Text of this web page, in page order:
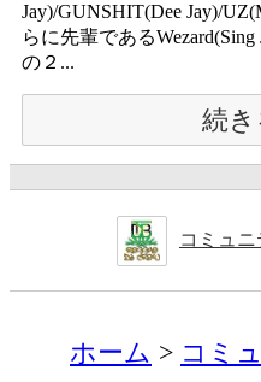
Jay)/GUNSHIT(Dee Jay)/
らに先輩である
の２...
続
コミュ
ホーム コミ